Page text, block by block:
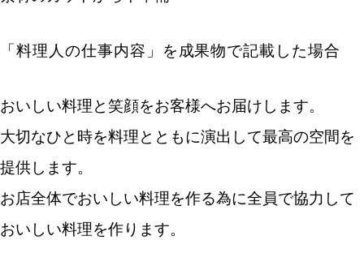
採用戦略・採用設計
求人票・求人原稿
面接・選考・応募者対応
新卒採用
中途採用
採用広報・採用マーケティング
Indeed・Indeed PLUS
求人広告・求人媒体
「料理人の仕事内容」を成果物で記載した場合
おいしい料理と笑顔をお客様へお届けします。
大切なひと時を料理とともに演出して最高の空間を
提供します。
お店全体でおいしい料理を作る為に全員で協力して
おいしい料理を作ります。